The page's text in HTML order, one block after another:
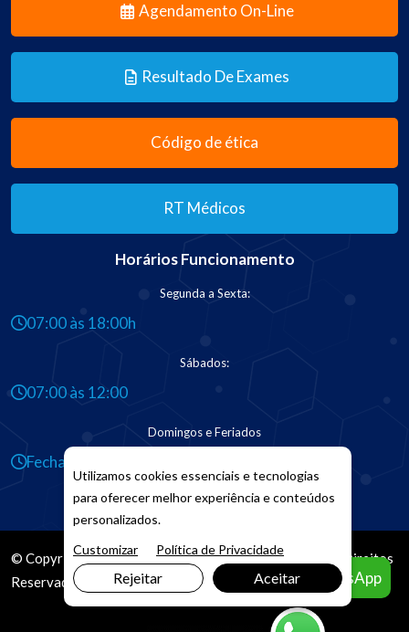
Agendamento On-Line
Resultado De Exames
Código de ética
RT Médicos
Horários Funcionamento
Segunda a Sexta:
07:00 às 18:00h
Sábados:
07:00 às 12:00
Domingos e Feriados
Fechado
© Copyright 2026. DIVIAMarketing Digital. Todos os Direitos
Reservados
Agendar pelo WhatsApp
Utilizamos cookies essenciais e tecnologias
para oferecer melhor experiência e conteúdos
personalizados.
Customizar
Política de Privacidade
Rejeitar Aceitar